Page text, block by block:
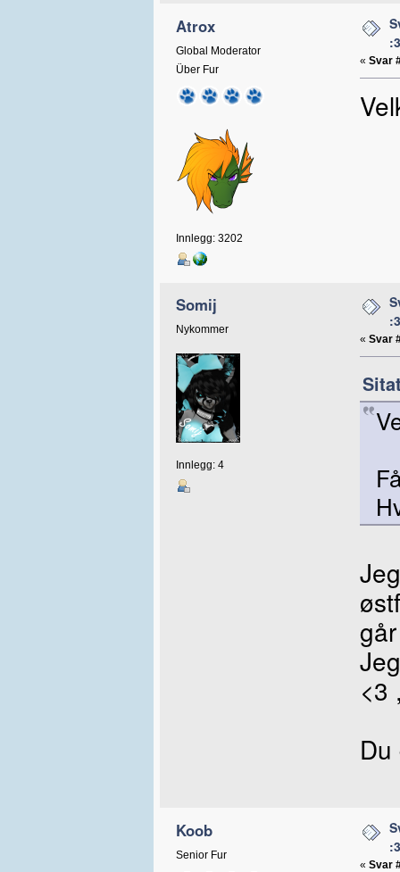
Atrox
Global Moderator
Über Fur
Innlegg: 3202
:3
« Svar
Somij
Nykommer
Innlegg: 4
:3
« Svar
<3
Koob
Senior Fur
:3
« Svar